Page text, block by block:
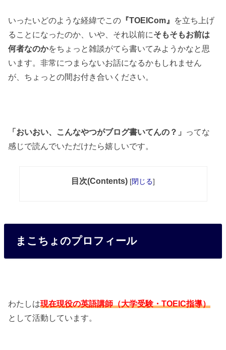
いったいどのような経緯でこの 『TOEICom』 を立ち上げ
ることになったのか、いや、それ以前にそもそもお前は
何者なのかをちょっと雑談がてら書いてみようかなと思
います。非常につまらないお話になるかもしれません
が、ちょっとの間お付き合いください。
「おいおい、こんなやつがブログ書いてんの？」 ってな
感じで読んでいただけたら嬉しいです。
目次(Contents) [閉じる]
まこちょのプロフィール
わたしは現在現役の英語講師（大学受験・TOEIC指導）
として活動しています。